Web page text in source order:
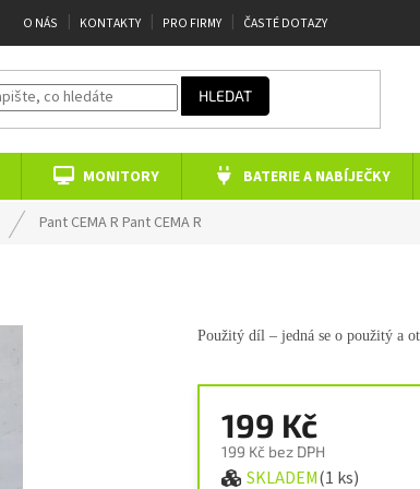
O NÁS KONTAKTY PRO FIRMY ČASTÉ DOTAZY
HLEDAT
MONITORY BATERIE A NABÍJEČKY
Pant CEMA R Pant CEMA R
199 Kč
199 Kč bez DPH
Měrná cena:
SKLADEM(1 ks)
Použitý díl – jedná se o použitý a